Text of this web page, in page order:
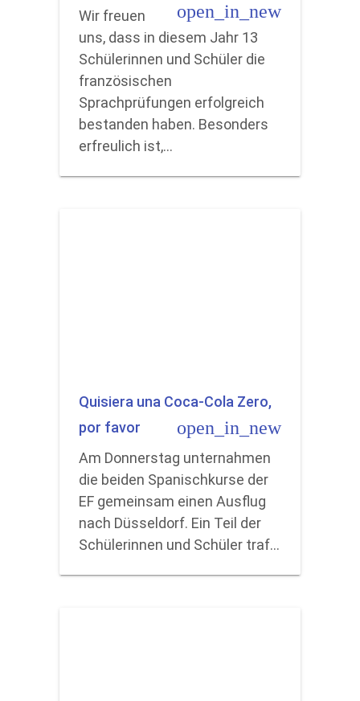
open_in_new
Wir freuen
uns, dass in diesem Jahr 13
Schülerinnen und Schüler die
französischen
Sprachprüfungen erfolgreich
bestanden haben. Besonders
erfreulich ist,…
Quisiera una Coca-Cola Zero,
por favor
open_in_new
Am Donnerstag unternahmen
die beiden Spanischkurse der
EF gemeinsam einen Ausflug
nach Düsseldorf. Ein Teil der
Schülerinnen und Schüler traf…